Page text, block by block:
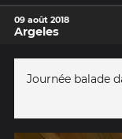
09 août 2018
Argeles
Journée balade